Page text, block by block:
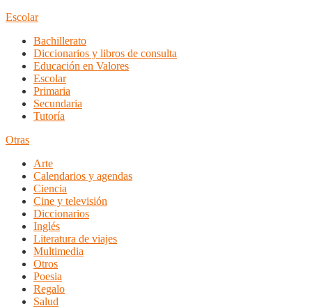
Escolar
Bachillerato
Diccionarios y libros de consulta
Educación en Valores
Escolar
Primaria
Secundaria
Tutoría
Otras
Arte
Calendarios y agendas
Ciencia
Cine y televisión
Diccionarios
Inglés
Literatura de viajes
Multimedia
Otros
Poesia
Regalo
Salud